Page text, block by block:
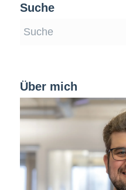
Suche
Über mich